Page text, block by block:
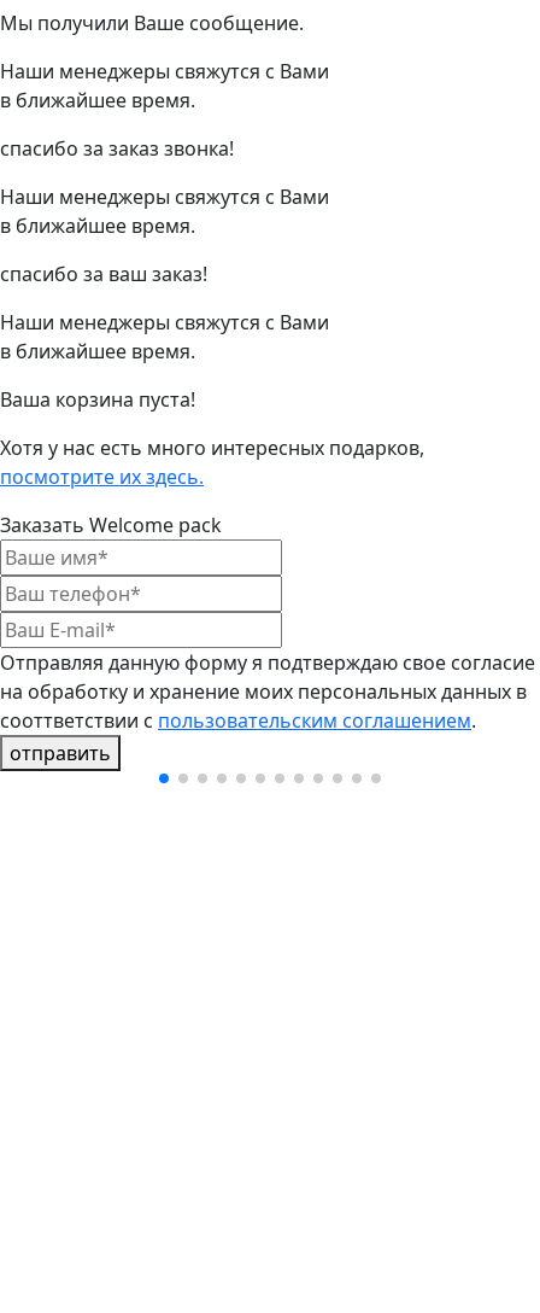
Мы получили Ваше сообщение.
Наши менеджеры свяжутся с Вами
в ближайшее время.
спасибо за заказ звонка!
Наши менеджеры свяжутся с Вами
в ближайшее время.
спасибо за ваш заказ!
Наши менеджеры свяжутся с Вами
в ближайшее время.
Ваша корзина пуста!
Хотя у нас есть много интересных подарков,
посмотрите их здесь.
Заказать Welcome pack
Отправляя данную форму я подтверждаю свое согласие
на обработку и хранение моих персональных данных в
сооттветствии с пользовательским соглашением.
отправить